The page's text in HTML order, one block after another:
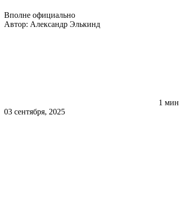
Вполне официально
Автор: Александр Элькинд
1 мин
03 сентября, 2025